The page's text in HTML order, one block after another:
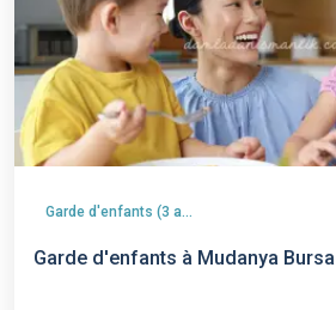
Garde d'enfants (3 ans et plus)
Garde d'enfants à Mudanya Bursa